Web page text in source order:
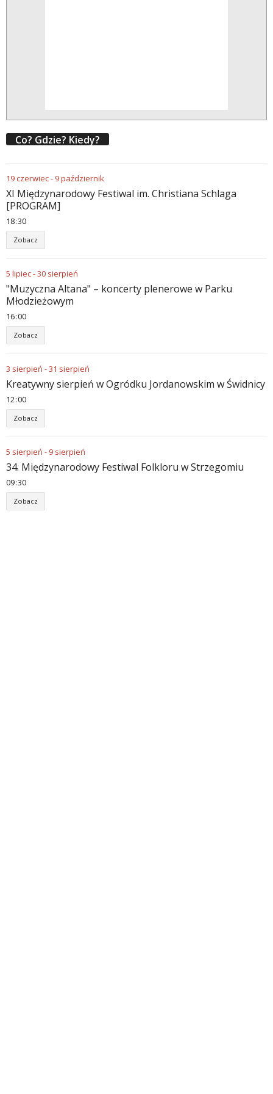
Co? Gdzie? Kiedy?
19czerwiec- 9październik
XI Międzynarodowy Festiwal im. Christiana Schlaga
[PROGRAM]
18:30
Zobacz
5 lipiec-30 sierpień
"Muzyczna Altana" – koncerty plenerowe w Parku
Młodzieżowym
16:00
Zobacz
3 sierpień -31 sierpień
Kreatywny sierpień w Ogródku Jordanowskim w Świdnicy
12:00
Zobacz
5 sierpień - 9 sierpień
34. Międzynarodowy Festiwal Folkloru w Strzegomiu
09:30
Zobacz